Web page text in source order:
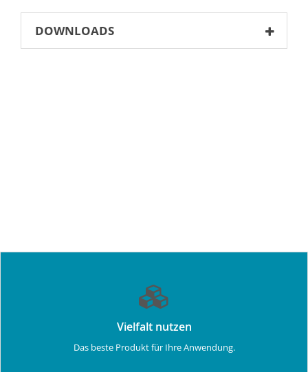
DOWNLOADS
Vielfalt nutzen
Das beste Produkt für Ihre Anwendung.